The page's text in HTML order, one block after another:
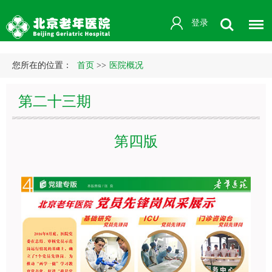
登录
您所在的位置： 首页 >> 医院概况
第二十三期
第四版